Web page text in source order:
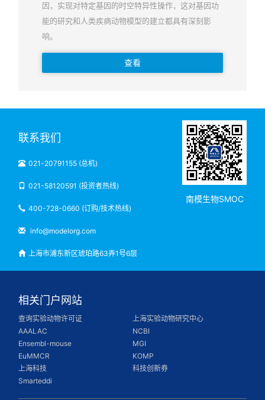
因，实现对特定基因的时空特异性操作，这对基因功
能的研究和人类疾病动物模型的建立都具有深刻影
响。
查看
联系我们
021-20791155 (总机)
021-58120591 (投资者热线)
400-728-0660 (订购/技术热线)
info@modelorg.com
上海市浦东新区琥珀路63弄1号6层
南模生物SMOC
相关门户网站
查询实验动物许可证
上海实验动物研究中心
AAALAC
NCBI
Ensembl-mouse
MGI
EuMMCR
KOMP
上海科技
科技创新券
Smarteddi